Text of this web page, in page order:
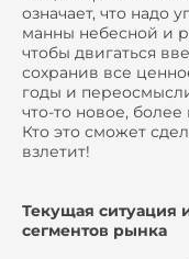
означает, что надо
манны небесной и
чтобы двигаться
сохранив все
годы и
что-то новое,
Кто это сможет
взлетит!
Текущая ситуация
сегментов рынка